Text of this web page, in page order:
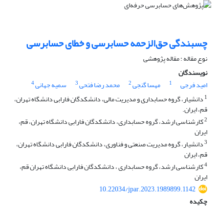
چسبندگی حق‌الزحمه حسابرسی و خطای حسابرسی
نوع مقاله : مقاله پژوهشی
نویسندگان
امید فرجی
1 مهسا گنجی2 محمد رضا فتحی3 سمیه جهانی4
1 دانشیار، گروه حسابداری و مدیریت مالی، دانشکدگان فارابی دانشگاه تهران،
قم، ایران.
2کارشناسی ارشد، گروه حسابداری، دانشکدگان فارابی دانشگاه تهران، قم،
ایران
3دانشیار، گروه مدیریت صنعتی و فناوری، دانشکدگان فارابی دانشگاه تهران،
قم، ایران
4کارشناسی ارشد، گروه حسابداری ، دانشکدگان فارابی دانشگاه تهران قم،
ایران
10.22034/jpar.2023.1989899.1142
چکیده